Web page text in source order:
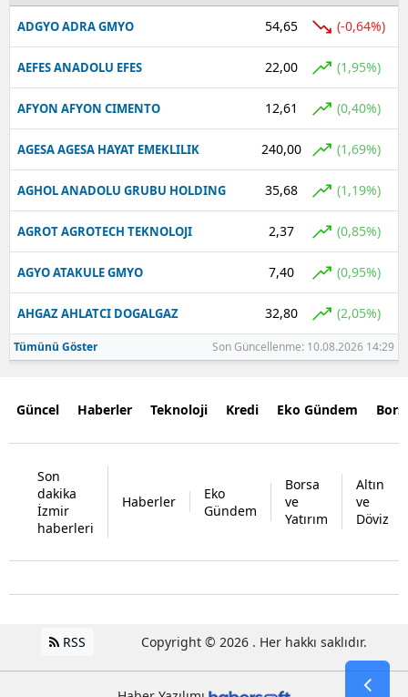
ADGYO ADRA GMYO 54,65 (-0,64%)
AEFES ANADOLU EFES 22,00 (1,95%)
AFYON AFYON CIMENTO 12,61 (0,40%)
AGESA AGESA HAYAT EMEKLILIK 240,00 (1,69%)
AGHOL ANADOLU GRUBU HOLDING 35,68 (1,19%)
AGROT AGROTECH TEKNOLOJI 2,37 (0,85%)
AGYO ATAKULE GMYO 7,40 (0,95%)
AHGAZ AHLATCI DOGALGAZ 32,80 (2,05%)
Tümünü Göster Son Güncellenme: 10.08.2026 14:29
Güncel Haberler Teknoloji Kredi Eko Gündem
Son
dakika
İzmir
haberleri
Haberler
Eko
Gündem
Borsa
ve
Yatırım
Altın
ve
Döviz
RSS Copyright © 2026 . Her hakkı saklıdır.